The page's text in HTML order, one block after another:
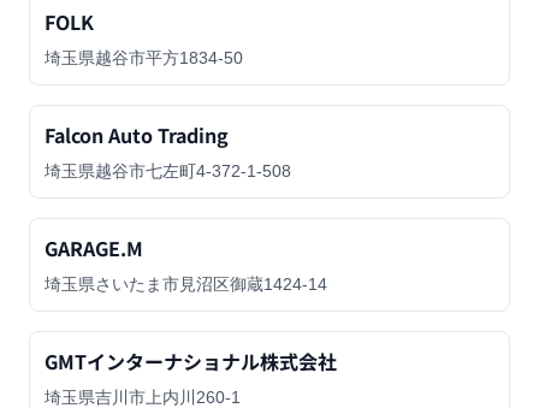
FOLK
埼玉県越谷市平方1834-50
Falcon Auto Trading
埼玉県越谷市七左町4-372-1-508
GARAGE.M
埼玉県さいたま市見沼区御蔵1424-14
GMTインターナショナル株式会社
埼玉県吉川市上内川260-1